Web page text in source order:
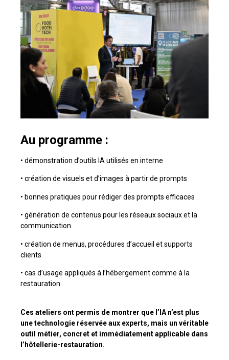
Au programme :
• démonstration d’outils IA utilisés en interne
• création de visuels et d’images à partir de prompts
• bonnes pratiques pour rédiger des prompts efficaces
• génération de contenus pour les réseaux sociaux et la
communication
• création de menus, procédures d’accueil et supports
clients
• cas d’usage appliqués à l’hébergement comme à la
restauration
Ces ateliers ont permis de montrer que l’IA n’est plus
une technologie réservée aux experts, mais un véritable
outil métier, concret et immédiatement applicable dans
l’hôtellerie-restauration.